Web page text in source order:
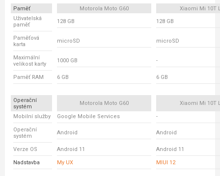
Paměť Motorola Moto G60
Xiaomi Mi 10T
Uživatelská
paměť
128 GB 128 GB
Paměťová
karta
microSD microSD
Maximální
velikost karty
1000 GB -
Paměť RAM 6 GB 6 GB
Operační
systém
Motorola Moto G60 Xiaomi Mi 10T
Mobilní služby Google Mobile Services -
Operační
systém
Android Android
Verze OS Android 11 Android 11
Nadstavba My UX MIUI 12